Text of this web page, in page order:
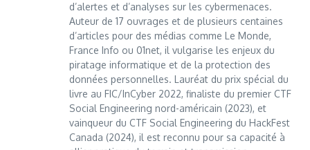
d’alertes et d’analyses sur les cybermenaces.
Auteur de 17 ouvrages et de plusieurs centaines
d’articles pour des médias comme Le Monde,
France Info ou 01net, il vulgarise les enjeux du
piratage informatique et de la protection des
données personnelles. Lauréat du prix spécial du
livre au FIC/InCyber 2022, finaliste du premier CTF
Social Engineering nord-américain (2023), et
vainqueur du CTF Social Engineering du HackFest
Canada (2024), il est reconnu pour sa capacité à